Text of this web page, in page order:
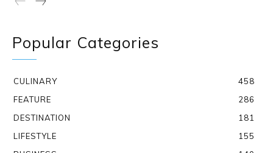
Popular Categories
CULINARY
458
FEATURE
286
DESTINATION
181
LIFESTYLE
155